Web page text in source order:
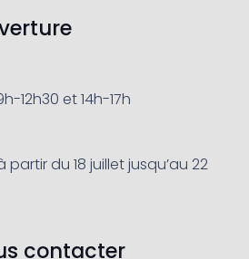
12h30 et 14h-17h
partir du 18 juillet jusqu’au 22
contacter